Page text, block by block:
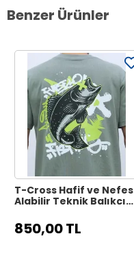
Benzer Ürünler
T-Cross Hafif ve Nefes
Alabilir Teknik Balıkçı
850,00 TL